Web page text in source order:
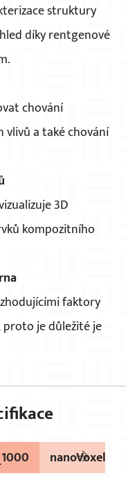
struktury
díky rentgenové
chování
a také chování
3D
kompozitního
faktory
proto je důležité je